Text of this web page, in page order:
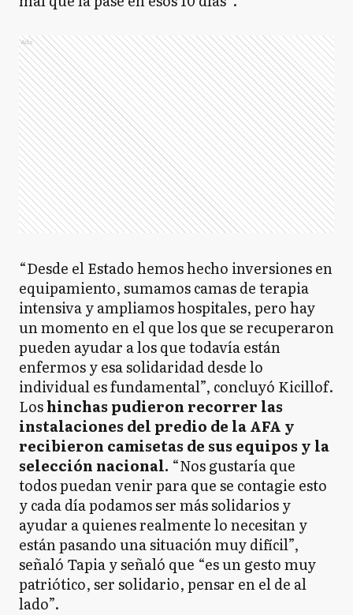
Ads
“Desde el Estado hemos hecho inversiones en
equipamiento, sumamos camas de terapia
intensiva y ampliamos hospitales, pero hay
un momento en el que los que se recuperaron
pueden ayudar a los que todavía están
enfermos y esa solidaridad desde lo
individual es fundamental”, concluyó Kicillof.
Loshinchas pudieron recorrer las
instalaciones del predio de la AFA y
recibieron camisetas de sus equipos y la
selección nacional. “Nos gustaría que
todos puedan venir para que se contagie esto
y cada día podamos ser más solidarios y
ayudar a quienes realmente lo necesitan y
están pasando una situación muy difícil”,
señaló Tapia y señaló que “es un gesto muy
patriótico, ser solidario, pensar en el de al
lado”.